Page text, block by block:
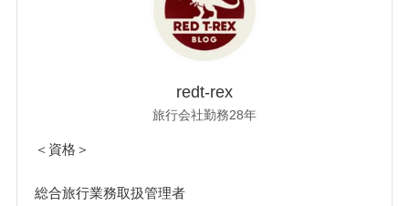
redt-rex
旅行会社勤務28年
＜資格＞
総合旅行業務取扱管理者